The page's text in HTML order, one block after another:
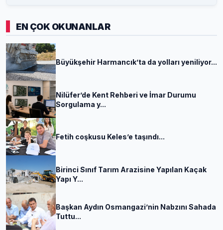
EN ÇOK OKUNANLAR
Büyükşehir Harmancık’ta da yolları yeniliyor...
Nilüfer’de Kent Rehberi ve İmar Durumu
Sorgulama y...
Fetih coşkusu Keles’e taşındı...
Birinci Sınıf Tarım Arazisine Yapılan Kaçak
Yapı Y...
Başkan Aydın Osmangazi’nin Nabzını Sahada
Tuttu...